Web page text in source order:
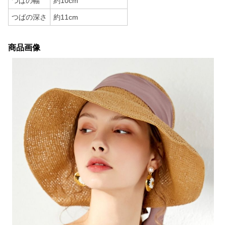
つばの深さ 約11cm
商品画像